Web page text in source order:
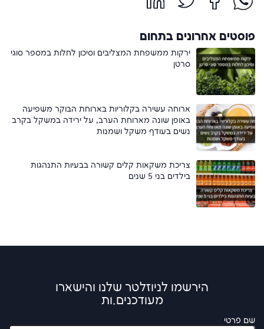
פוסטים אחרונים בתחום
ירקות ממשפחת המצליבים וסיכון לחלות במספר סוגי
סרטן
ארוחה עשירה בקלוריות בארוחת הבוקר משפיעה
באופן שונה מארוחת הערב, על ירידה במשקל בקרב
נשים בעודף משקל ושמנות
צריכת משקאות קלים קשורה בבעיות התנהגות
בילדים בני 5 שנים
הירשמו לניוזלטר שלנו והישארו
מעודכנים.ות
שם פרטי